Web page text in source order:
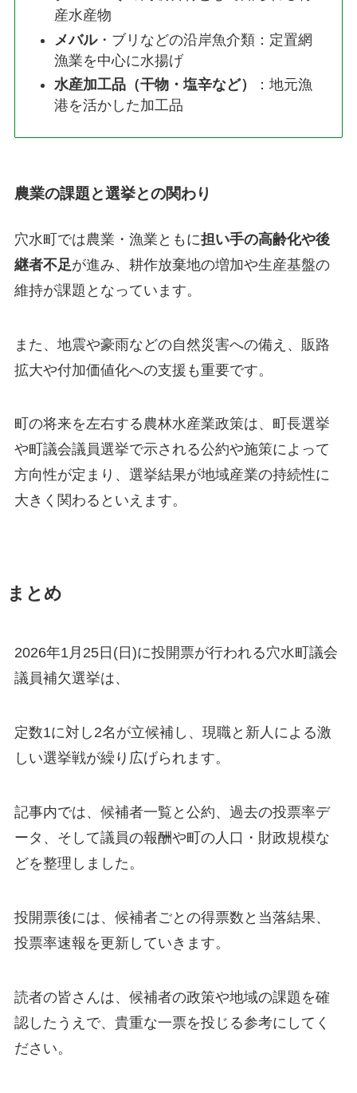
産水産物
メバル・ブリなどの沿岸魚介類：定置網
漁業を中心に水揚げ
水産加工品（干物・塩辛など）
：地元漁
港を活かした加工品
農業の課題と選挙との関わり
穴水町では農業・漁業ともに担い手の高齢化や後
継者不足が進み、耕作放棄地の増加や生産基盤の
維持が課題となっています。
また、地震や豪雨などの自然災害への備え、販路
拡大や付加価値化への支援も重要です。
町の将来を左右する農林水産業政策は、町長選挙
や町議会議員選挙で示される公約や施策によって
方向性が定まり、選挙結果が地域産業の持続性に
大きく関わるといえます。
まとめ
2026年1月25日(日)に投開票が行われる穴水町議会
議員補欠選挙は、
定数1に対し2名が立候補し、現職と新人による激
しい選挙戦が繰り広げられます。
記事内では、候補者一覧と公約、過去の投票率デ
ータ、そして議員の報酬や町の人口・財政規模な
どを整理しました。
投開票後には、候補者ごとの得票数と当落結果、
投票率速報を更新していきます。
読者の皆さんは、候補者の政策や地域の課題を確
認したうえで、貴重な一票を投じる参考にしてく
ださい。